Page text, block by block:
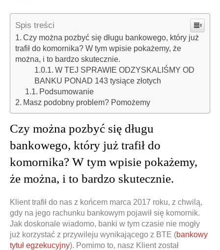
Spis treści
Czy można pozbyć się długu bankowego, który już
trafił do komornika? W tym wpisie pokażemy, że
można, i to bardzo skutecznie.
W TEJ SPRAWIE ODZYSKALIŚMY OD
BANKU PONAD 143 tysiące złotych
Podsumowanie
Masz podobny problem? Pomożemy
Czy można pozbyć się długu
bankowego, który już trafił do
komornika? W tym wpisie pokażemy,
że można, i to bardzo skutecznie.
Klient trafił do nas z końcem marca 2017 roku, z chwilą,
gdy na jego rachunku bankowym pojawił się komornik.
Jak doskonale wiadomo, banki w tym czasie nie mogły
już korzystać z przywileju wynikającego z BTE (bankowy
tytuł egzekucyjny). Pomimo to, nasz Klient został